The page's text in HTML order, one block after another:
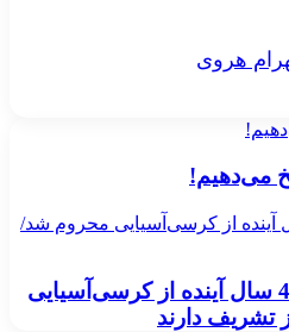
هروی
کاراته‌ایران تا 4 سال آینده از کرسی‌آسیایی محروم شد/
احمدپناهی: کاراته‌ایران تا 4 سال آینده از کرسی‌آسیایی
تشریف دارند